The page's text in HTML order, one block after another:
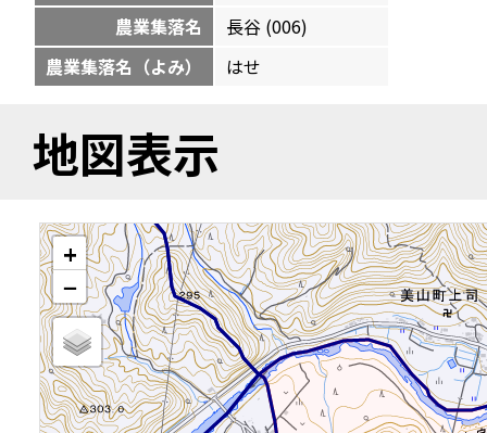
農業集落名
長谷 (006)
農業集落名（よみ）
はせ
地図表示
+
−